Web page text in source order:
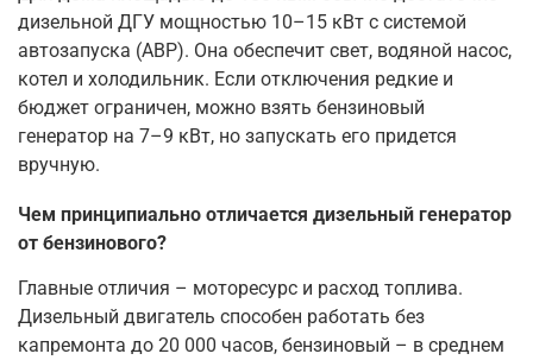
дизельной ДГУ мощностью 10–15 кВт с системой
автозапуска (АВР). Она обеспечит свет, водяной насос,
котел и холодильник. Если отключения редкие и
бюджет ограничен, можно взять бензиновый
генератор на 7–9 кВт, но запускать его придется
вручную.
Чем принципиально отличается дизельный генератор
от бензинового?
Главные отличия – моторесурс и расход топлива.
Дизельный двигатель способен работать без
капремонта до 20 000 часов, бензиновый – в среднем